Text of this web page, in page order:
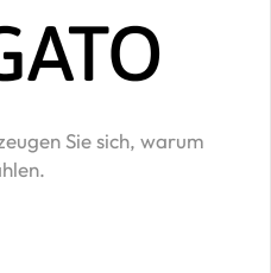
Sie sich, warum